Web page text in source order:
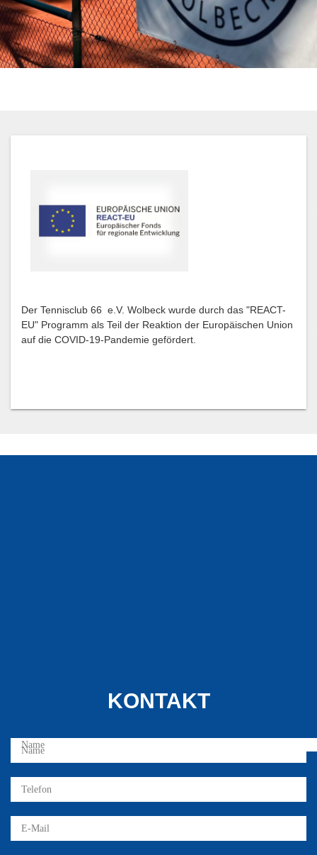
Der Tennisclub 66 e.V. Wolbeck wurde durch das "REACT-
EU" Programm als Teil der Reaktion der Europäischen Union
auf die COVID-19-Pandemie gefördert.
KONTAKT